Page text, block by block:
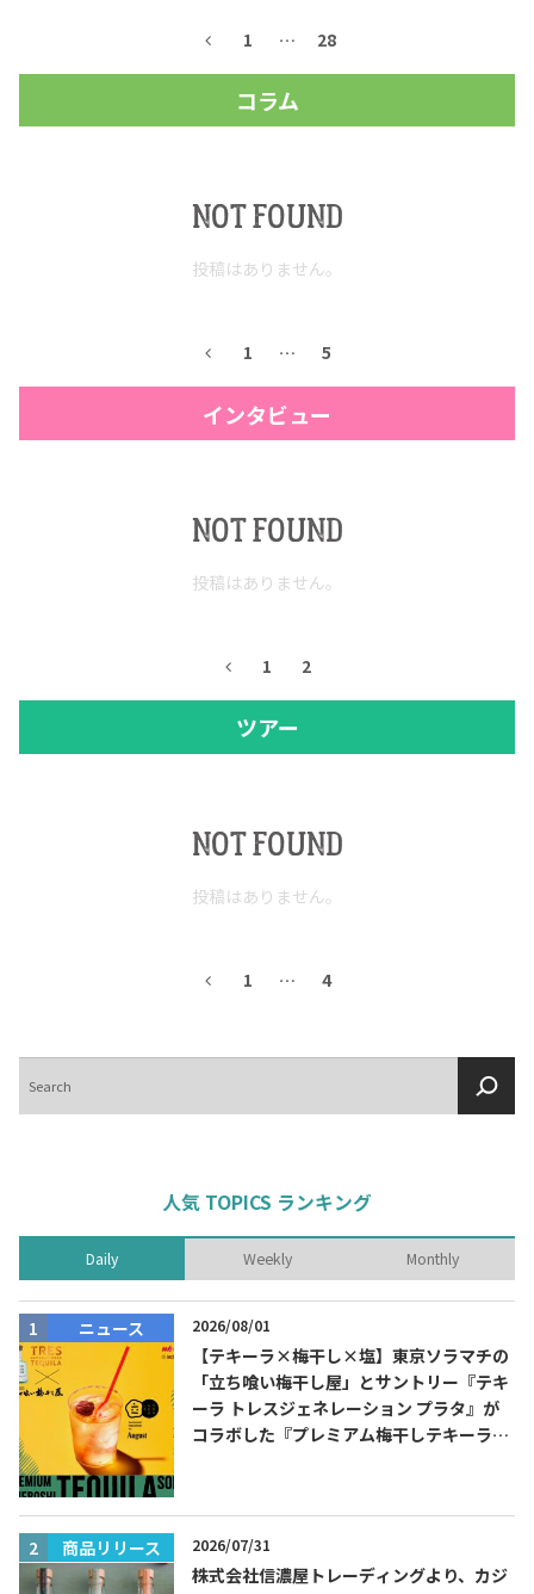
1 … 28
コラム
NOT FOUND
投稿はありません。
1 … 5
インタビュー
NOT FOUND
投稿はありません。
1 2
ツアー
NOT FOUND
投稿はありません。
1 … 4
索
人気 TOPICS ランキング
Daily Weekly Monthly
ニュース 2026/08/01
【テキーラ×梅干し×塩】東京ソラマチの
「立ち喰い梅干し屋」とサントリー『テキ
ーラ トレスジェネレーション プラタ』が
コラボした『プレミアム梅干しテキーラソ
商品リリース 2026/07/31
株式会社信濃屋トレーディングより、カジ